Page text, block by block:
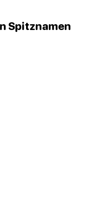
Spitznamen